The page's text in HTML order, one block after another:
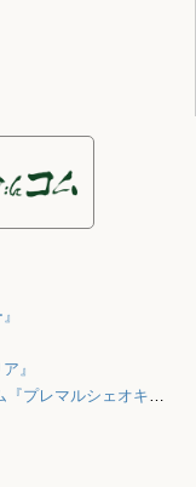
』
高気圧酸素×アーシング×有用周波数ルーム『プレマルシェオキシジェン』